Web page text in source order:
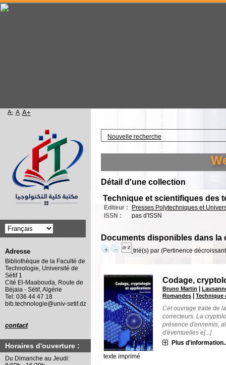
Nouvelle recherche
Détail d'une collection
Technique et scientifiques des
Editeur :
Presses Polytechniques et
ISSN :
pas d'ISSN
Documents disponibles dans la
trié(s) par (Pertinence
texte imprimé
Codage,
Bruno Martin |
Romandes |Technique
Cet ouvrage traite de
correcteurs. La
présence d'ennemis,
d'éventuelles e[...]
Plus
Accueil
A- A A+
Adresse
Bibliothèque de la Faculté de
Technologie, Université de
Sétif 1
Cité El-Maabouda, Route de
Béjaia - Sétif, Algérie
Tel: 036 44 47 18
bib.technologie@univ-setif.dz
contact
Horaires d'ouverture :
Du Dimanche au Jeudi: